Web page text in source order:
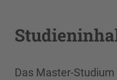
Das Master-